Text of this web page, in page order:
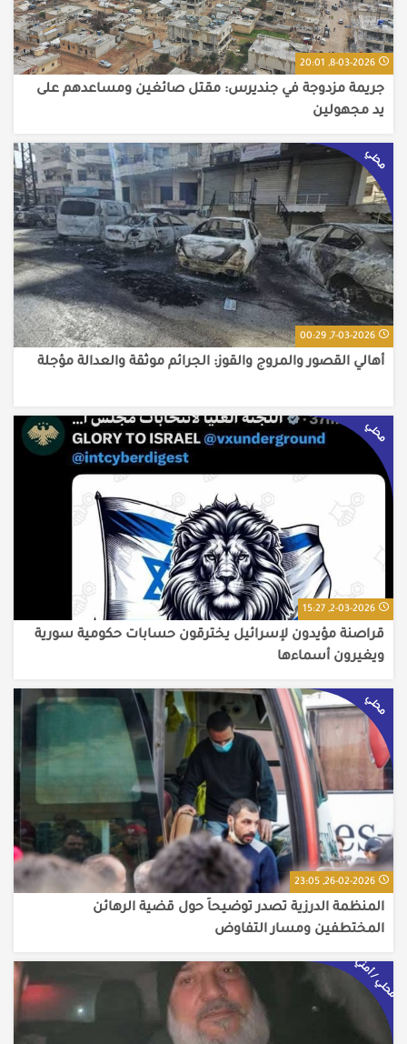
8-03-2026, 20:01
جريمة مزدوجة في جنديرس: مقتل صائغين ومساعدهم على
يد مجهولين
محلي
7-03-2026, 00:29
أهالي القصور والمروج والقوز: الجرائم موثقة والعدالة مؤجلة
محلي
2-03-2026, 15:27
قراصنة مؤيدون لإسرائيل يخترقون حسابات حكومية سورية
ويغيرون أسماءها
محلي
26-02-2026, 23:05
المنظمة الدرزية تصدر توضيحاً حول قضية الرهائن
المختطفين ومسار التفاوض
محلي / أمني